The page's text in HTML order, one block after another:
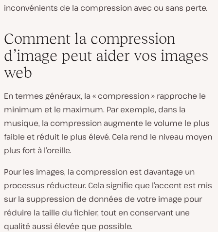
inconvénients de la compression avec ou sans perte.
Comment la compression
d’image peut aider vos images
web
En termes généraux, la « compression » rapproche le
minimum et le maximum. Par exemple, dans la
musique, la compression augmente le volume le plus
faible et réduit le plus élevé. Cela rend le niveau moyen
plus fort à l’oreille.
Pour les images, la compression est davantage un
processus réducteur. Cela signifie que l’accent est mis
sur la suppression de données de votre image pour
réduire la taille du fichier, tout en conservant une
qualité aussi élevée que possible.